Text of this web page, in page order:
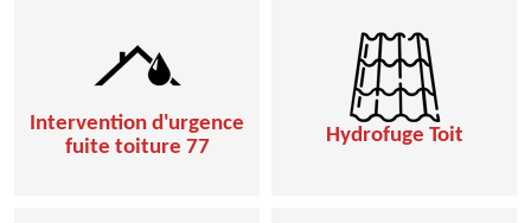
Intervention d'urgence
fuite toiture 77
Hydrofuge Toit